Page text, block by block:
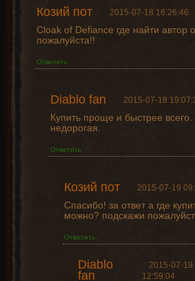
Козий пот 2015-07-18 16:26:46
Cloak of Defiance где найти автор
пожалуйста!!
Ответить
Diablo fan 2015-07-18
Купить проще и быстрее
недорогая.
Ответить
Козий пот 2015-07-19
Спасибо! за ответ а где
можно? подскажи
Ответить
Diablo
fan
2015-07-19
12:59:04